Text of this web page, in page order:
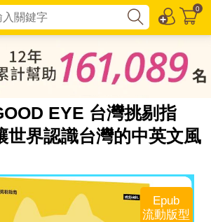
0
EYE 台灣挑剔指
世界認識台灣的中英文風
Epub
流動版型